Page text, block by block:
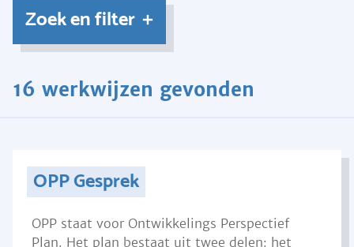
Zoek en filter
16 werkwijzen gevonden
OPP Gesprek
OPP staat voor Ontwikkelings Perspectief
Plan. Het plan bestaat uit twee delen: het